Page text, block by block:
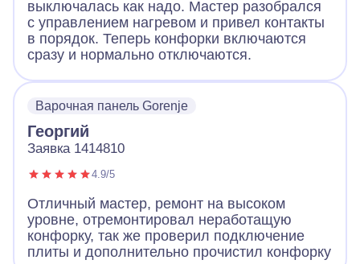
выключалась как надо. Мастер разобрался
с управлением нагревом и привел контакты
в порядок. Теперь конфорки включаются
сразу и нормально отключаются.
Варочная панель Gorenje
Георгий
Заявка 1414810
4.9/5
Отличный мастер, ремонт на высоком
уровне, отремонтировал неработащую
конфорку, так же проверил подключение
плиты и дополнительно прочистил конфорку